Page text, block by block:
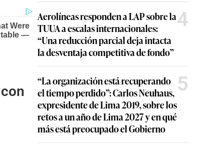
Aerolíneas responden a LAP sobre la
TUUA a escalas internacionales:
“Una reducción parcial deja intacta
la desventaja competitiva de fondo”
4
“La organización está recuperando
el tiempo perdido”: Carlos Neuhaus,
expresidente de Lima 2019, sobre los
retos a un año de Lima 2027 y en qué
más está preocupado el Gobierno
5